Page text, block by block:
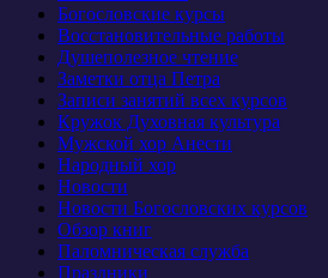
Богословские курсы
Восстановительные работы
Душеполезное чтение
Заметки отца Петра
Записи занятий всех курсов
Кружок Духовная культура
Мужской хор Анести
Народный хор
Новости
Новости Богословских курсов
Обзор книг
Паломническая служба
Праздники